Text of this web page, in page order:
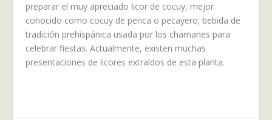
preparar el muy apreciado licor de cocuy, mejor
conocido como cocuy de penca o pecayero; bebida de
tradición prehispánica usada por los chamanes para
celebrar fiestas. Actualmente, existen muchas
presentaciones de licores extraídos de esta planta.